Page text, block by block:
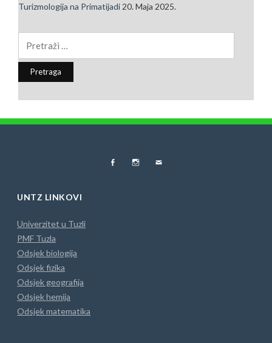
Turizmologija na Primatijadi 20. Maja 2025.
UNTZ LINKOVI
Univerzitet u Tuzli
PMF Tuzla
Odsjek biologija
Odsjek fizika
Odsjek geografija
Odsjek hemija
Odsjek matematika